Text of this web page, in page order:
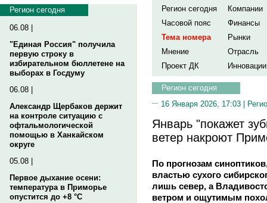
Регион сегодня
06.08 |
"Единая Россия" получила
первую строку в
избирательном бюллетене на
выборах в Госдуму
06.08 |
Александр Щербаков держит
на контроле ситуацию с
офтальмологической
помощью в Ханкайском
округе
05.08 |
Первое дыхание осени:
температура в Приморье
опустится до +8 °C
Регион сегодня
Компании
Часовой пояс
Финансы
Тема номера
Рынки
Мнение
Отрасль
Проект ДК
Инновации
Регион сегодня
16 Января 2026, 17:03 |
Январь "покажет
ветер накроют
По прогнозам
властью сухого
лишь север, а
ветром и ощутимым